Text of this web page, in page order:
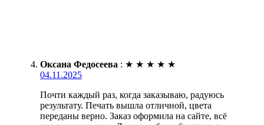
Оксана Федосеева : ★ ★ ★ ★ ★
04.11.2025
Почти каждый раз, когда заказываю, радуюсь
результату. Печать вышла отличной, цвета
переданы верно. Заказ оформила на сайте, всё